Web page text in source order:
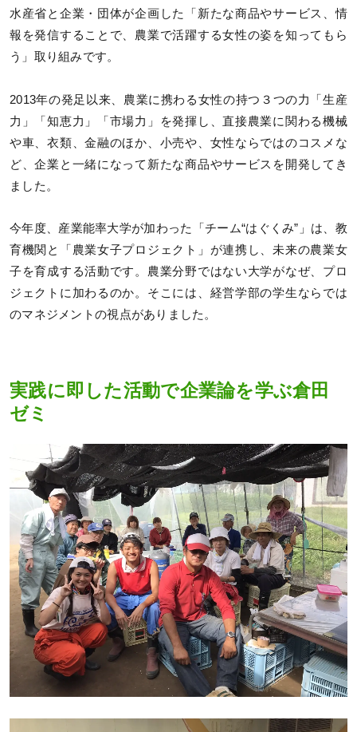
水産省と企業・団体が企画した「新たな商品やサービス、情
報を発信することで、農業で活躍する女性の姿を知ってもら
う」取り組みです。
2013年の発足以来、農業に携わる女性の持つ３つの力「生産
力」「知恵力」「市場力」を発揮し、直接農業に関わる機械
や車、衣類、金融のほか、小売や、女性ならではのコスメな
ど、企業と一緒になって新たな商品やサービスを開発してき
ました。
今年度、産業能率大学が加わった「チーム“はぐくみ”」は、教
育機関と「農業女子プロジェクト」が連携し、未来の農業女
子を育成する活動です。農業分野ではない大学がなぜ、プロ
ジェクトに加わるのか。そこには、経営学部の学生ならでは
のマネジメントの視点がありました。
実践に即した活動で企業論を学ぶ倉田
ゼミ